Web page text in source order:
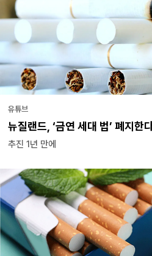
유튜브
뉴질랜드, ‘금연 세대 법’ 폐지한
추진 1년 만에